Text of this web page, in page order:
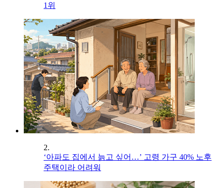
1위
2.
‘아파도 집에서 늙고 싶어…’ 고령 가구 40% 노후
주택이라 어려워